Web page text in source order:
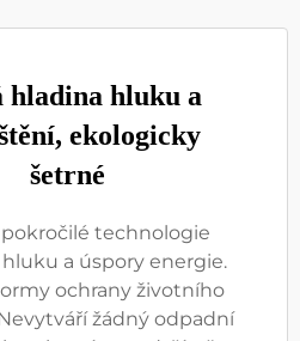
hladina hluku a
ekologicky
šetrné
pokročilé technologie
a úspory energie.
ochrany životního
žádný odpadní